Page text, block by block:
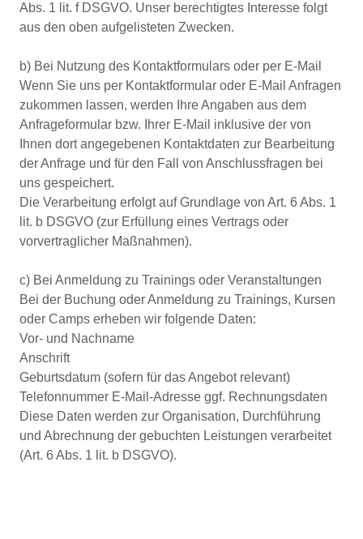
Abs. 1 lit. f DSGVO. Unser berechtigtes Interesse folgt
aus den oben aufgelisteten Zwecken.
b) Bei Nutzung des Kontaktformulars oder per E-Mail
Wenn Sie uns per Kontaktformular oder E-Mail Anfragen
zukommen lassen, werden Ihre Angaben aus dem
Anfrageformular bzw. Ihrer E-Mail inklusive der von
Ihnen dort angegebenen Kontaktdaten zur Bearbeitung
der Anfrage und für den Fall von Anschlussfragen bei
uns gespeichert.
Die Verarbeitung erfolgt auf Grundlage von Art. 6 Abs. 1
lit. b DSGVO (zur Erfüllung eines Vertrags oder
vorvertraglicher Maßnahmen).
c) Bei Anmeldung zu Trainings oder Veranstaltungen
Bei der Buchung oder Anmeldung zu Trainings, Kursen
oder Camps erheben wir folgende Daten:
Vor- und Nachname
Anschrift
Geburtsdatum (sofern für das Angebot relevant)
Telefonnummer E-Mail-Adresse ggf. Rechnungsdaten
Diese Daten werden zur Organisation, Durchführung
und Abrechnung der gebuchten Leistungen verarbeitet
(Art. 6 Abs. 1 lit. b DSGVO).